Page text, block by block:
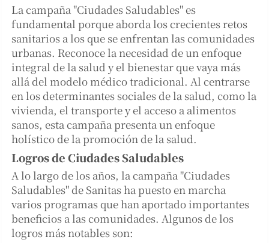
La campaña "Ciudades Saludables" es
fundamental porque aborda los crecientes retos
sanitarios a los que se enfrentan las comunidades
urbanas. Reconoce la necesidad de un enfoque
integral de la salud y el bienestar que vaya más
allá del modelo médico tradicional. Al centrarse
en los determinantes sociales de la salud, como la
vivienda, el transporte y el acceso a alimentos
sanos, esta campaña presenta un enfoque
holístico de la promoción de la salud.
Logros de Ciudades Saludables
A lo largo de los años, la campaña "Ciudades
Saludables" de Sanitas ha puesto en marcha
varios programas que han aportado importantes
beneficios a las comunidades. Algunos de los
logros más notables son: